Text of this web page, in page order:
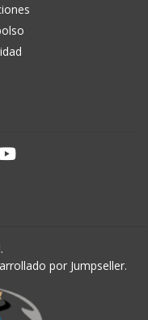
por Jumpseller.